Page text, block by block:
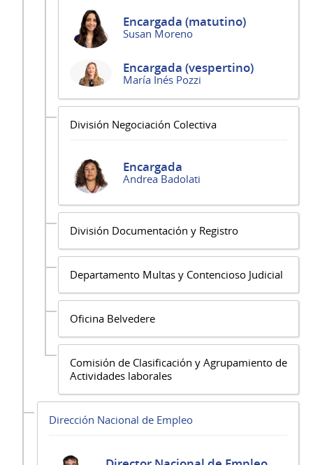
Encargada (matutino)
Susan Moreno
Encargada (vespertino)
María Inés Pozzi
División Negociación Colectiva
Encargada
Andrea Badolati
División Documentación y Registro
Departamento Multas y Contencioso Judicial
Oficina Belvedere
Comisión de Clasificación y Agrupamiento de
Actividades laborales
Dirección Nacional de Empleo